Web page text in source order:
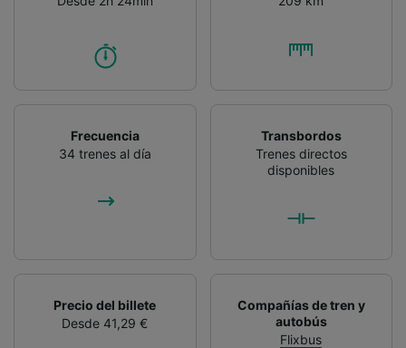
Frecuencia
34 trenes al día
Transbordos
Trenes directos
disponibles
Precio del billete
Desde 41,29 €
Compañías de tren y
autobús
Flixbus